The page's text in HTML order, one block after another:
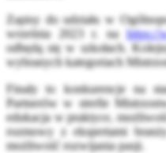
Zapisy do udziału w
września 2023 r. na https://
odbędą się w szkołach.
wybranych kategoriach
Finały to konkurencje na
Partnerów w strefie
edukacja w praktyce,
rozmowy z ekspertami
możliwość rozwijania pasji.